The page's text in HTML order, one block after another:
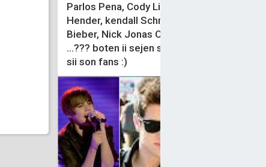
Parlos Pena, Cody Linliey, Logan
Hender, kendall Schmidt, Justin
Bieber, Nick Jonas O Drake Bell
...??? boten ii sejen sus comentarios
sii son fans :)